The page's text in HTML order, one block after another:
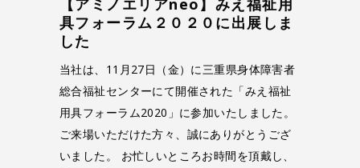
具フォーラム２０２０に出展しま
した
当社は、11月27日（金）に三重県身体障害者
総合福祉センターにて開催された「みえ福祉
用具フォーラム2020」に参加いたしました。
ご来場いただけた方々、誠にありがとうござ
いました。 お忙しいところお時間を頂戴し、